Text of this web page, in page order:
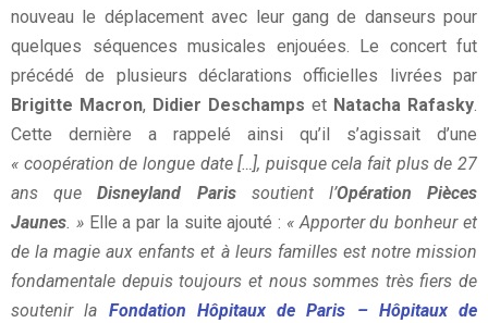
nouveau le déplacement avec leur gang de danseurs pour
quelques séquences musicales enjouées. Le concert fut
précédé de plusieurs déclarations officielles livrées par
Brigitte Macron, Didier Deschamps et Natacha Rafasky.
Cette dernière a rappelé ainsi qu’il s’agissait d’une
« coopération de longue date […], puisque cela fait plus de 27
ans que Disneyland Parissoutient l’Opération Pièces
Jaunes. »Elle a par la suite ajouté : « Apporter du bonheur et
de la magie aux enfants et à leurs familles est notre mission
fondamentale depuis toujours et nous sommes très fiers de
soutenir la Fondation Hôpitaux de Paris – Hôpitaux de